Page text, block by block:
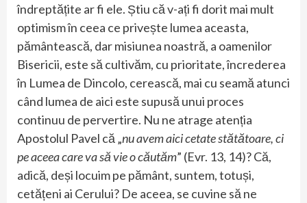
îndreptățite ar fi ele. Știu că v-ați fi dorit mai mult
optimism în ceea ce privește lumea aceasta,
pământească, dar misiunea noastră, a oamenilor
Bisericii, este să cultivăm, cu prioritate, încrederea
în Lumea de Dincolo, cerească, mai cu seamă atunci
când lumea de aici este supusă unui proces
continuu de pervertire. Nu ne atrage atenția
Apostolul Pavel că „nu avem aici cetate stătătoare, ci
pe aceea care va să vie o căutăm” (Evr. 13, 14)? Că,
adică, deși locuim pe pământ, suntem, totuși,
cetățeni ai Cerului? De aceea, se cuvine să ne